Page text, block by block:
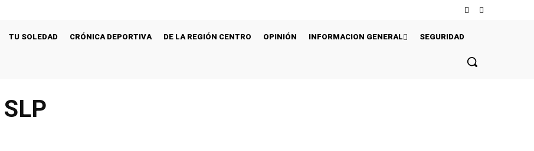
TU SOLEDAD CRÓNICA DEPORTIVA DE LA REGIÓN CENTRO OPINIÓN INFORMACION GENERAL SEGURIDAD